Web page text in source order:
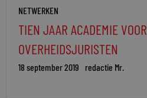
NETWERKEN
TIEN JAAR ACADEMIE VOOR
OVERHEIDSJURISTEN
18 september 2019 redactie Mr.